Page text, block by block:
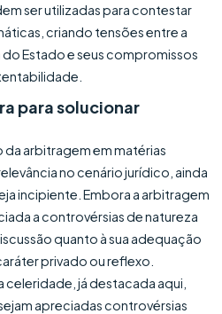
ser utilizadas para contestar
criando tensões entre a
Estado e seus compromissos
para solucionar
arbitragem em matérias
no cenário jurídico, ainda
incipiente. Embora a arbitragem
a controvérsias de natureza
quanto à sua adequação
privado ou reflexo.
celeridade, já destacada aqui,
apreciadas controvérsias